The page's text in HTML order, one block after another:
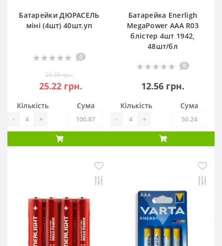
Батарейки ДЮРАСЕЛЬ
міні (4шт) 40шт.уп
0
29.39 грн.
25.22 грн.
Кількість
- +
Сума
Батарейка Enerligh
MegaPower ААА R03
блістер 4шт 1942,
48шт/бл
0
12.56 грн.
Кількість
- +
Сума